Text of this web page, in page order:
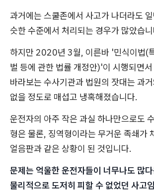
과거에는 스쿨존에서 사고가 나더라도
슷한 수준에서 처리되는 경우가 많았습
하지만 2020년 3월, 이른바 '민식이법(
벌 등에 관한 법률 개정안)'이 시행되면
바라보는 수사기관과 법원의 잣대는 과
없을 정도로 매섭고 냉혹해졌습니다.
운전자의 아주 작은 과실 하나만으로도
형은 물론, 징역형이라는 무거운 족쇄가
얼음판과 같은 상황이 된 것입니다.
문제는 억울한 운전자들이 너무나도 많
물리적으로 도저히 피할 수 없었던 사고